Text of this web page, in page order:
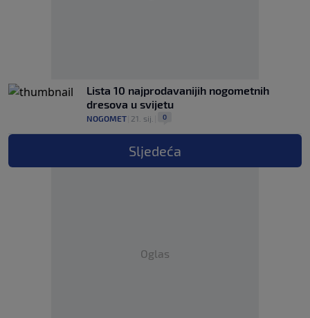
Lista 10 najprodavanijih nogometnih
dresova u svijetu
NOGOMET 21. sij. 0
Sljedeća
Oglas